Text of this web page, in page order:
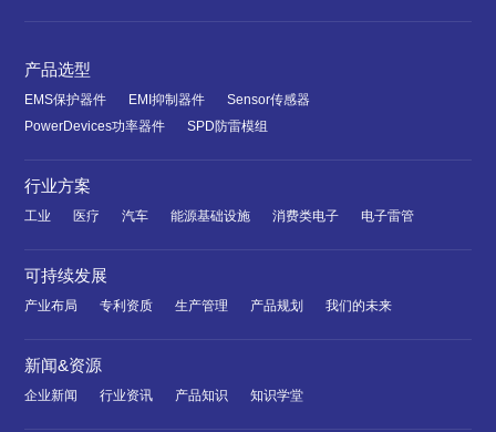
产品选型
EMS保护器件 EMI抑制器件
Sensor传感器
PowerDevices功率器件
SPD防雷模组
行业方案
工业 医疗 汽车 能源基础设施 消费类电子 电子雷管
可持续发展
产业布局 专利资质 生产管理 产品规划 我们的未来
新闻&资源
企业新闻 行业资讯 产品知识 知识学堂